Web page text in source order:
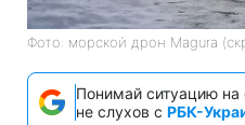
Фото: морской дрон Magura
Понимай ситуацию на
не слухов с РБК-